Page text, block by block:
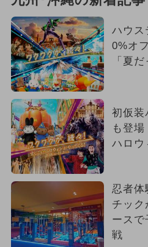
夏休み（日帰り）
2026年5月のイベント
2024年3月のイベント
ハロウィン
2026年3月のイベント
2026年4月のイベント
春休み 2024年4
冬休み 2026年6月
ハウス
0%オ
「夏
初仮装
も登
ハロウ
忍者体
チック
ースで
戦